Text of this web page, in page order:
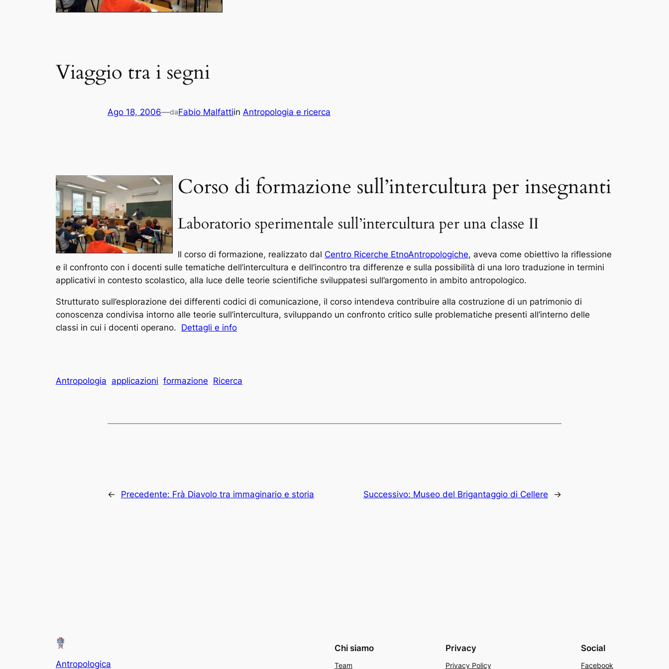
Viaggio tra i segni
Ago 18, 2006—daFabio Malfattiin Antropologia e ricerca
Corso di formazione sull’intercultura per insegnanti
Laboratorio sperimentale sull’intercultura per una classe II
Il corso di formazione, realizzato dal Centro Ricerche EtnoAntropologiche, aveva come obiettivo la riflessione
e il confronto con i docenti sulle tematiche dell’intercultura e dell’incontro tra differenze e sulla possibilità di una loro traduzione in termini
applicativi in contesto scolastico, alla luce delle teorie scientifiche sviluppatesi sull’argomento in ambito antropologico.
Strutturato sull’esplorazione dei differenti codici di comunicazione, il corso intendeva contribuire alla costruzione di un patrimonio di
conoscenza condivisa intorno alle teorie sull’intercultura, sviluppando un confronto critico sulle problematiche presenti all’interno delle
classi in cui i docenti operano. Dettagli e info
Antropologia applicazioni formazione Ricerca
← Precedente: Frà Diavolo tra immaginario e storia Successivo: Museo del Brigantaggio di Cellere →
Antropologica
Chi siamo
Team
Privacy
Privacy Policy
Social
Facebook